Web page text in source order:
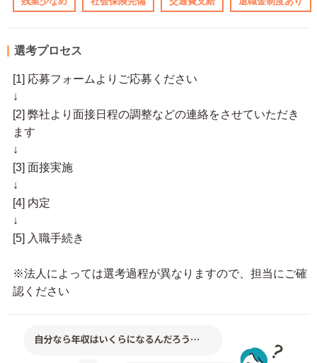
選考プロセス
[1] 応募フォームよりご応募ください
↓
[2] 弊社より面接日程の調整などの連絡をさせていただき
ます
↓
[3] 面接実施
↓
[4] 内定
↓
[5] 入職手続き
※法人によっては選考過程が異なりますので、担当にご確
認ください